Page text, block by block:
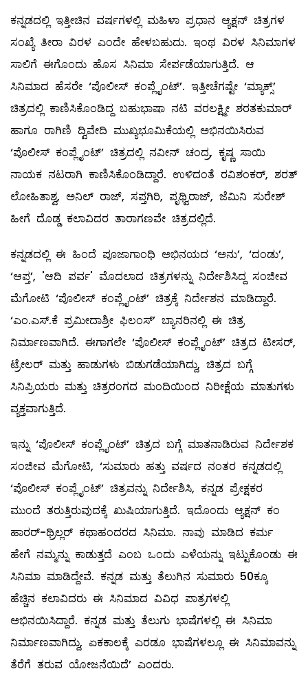
ಕನ್ನಡದಲ್ಲಿ ಇತ್ತೀಚಿನ ವರ್ಷಗಳಲ್ಲಿ ಮಹಿಳಾ ಪ್ರಧಾನ ಆ್ಯಕ್ಷನ್ ಚಿತ್ರಗಳ
ಸಂಖ್ಯೆ ತೀರಾ ವಿರಳ ಎಂದೇ ಹೇಳಬಹುದು. ಇಂಥ ವಿರಳ ಸಿನಿಮಾಗಳ
ಸಾಲಿಗೆ ಈಗೊಂದು ಹೊಸ ಸಿನಿಮಾ ಸೇರ್ಪಡೆಯಾಗುತ್ತಿದೆ. ಆ
ಸಿನಿಮಾದ ಹೆಸರೇ ‘ಪೊಲೀಸ್ ಕಂಪ್ಲೈಂಟ್’. ಇತ್ತೀಚೆಗಷ್ಟೇ ‘ಮ್ಯಾಕ್ಸ್’
ಚಿತ್ರದಲ್ಲಿ ಕಾಣಿಸಿಕೊಂಡಿದ್ದ ಬಹುಭಾಷಾ ನಟಿ ವರಲಕ್ಷ್ಮೀ ಶರತಕುಮಾರ್
ಹಾಗೂ ರಾಗಿಣಿ ದ್ವಿವೇದಿ ಮುಖ್ಯಭೂಮಿಕೆಯಲ್ಲಿ ಅಭಿನಯಿಸಿರುವ
‘ಪೊಲೀಸ್ ಕಂಪ್ಲೈಂಟ್’ ಚಿತ್ರದಲ್ಲಿ ನವೀನ್ ಚಂದ್ರ, ಕೃಷ್ಣ ಸಾಯಿ
ನಾಯಕ ನಟರಾಗಿ ಕಾಣಿಸಿಕೊಂಡಿದ್ದಾರೆ. ಉಳಿದಂತೆ ರವಿಶಂಕರ್, ಶರತ್
ಲೋಹಿತಾಶ್ವ, ಅನಿಲ್ ರಾಜ್, ಸಪ್ತಗಿರಿ, ಪೃಥ್ವಿರಾಜ್, ಜೆಮಿನಿ ಸುರೇಶ್
ಹೀಗೆ ದೊಡ್ಡ ಕಲಾವಿದರ ತಾರಾಗಣವೇ ಚಿತ್ರದಲ್ಲಿದೆ.
ಕನ್ನಡದಲ್ಲಿ ಈ ಹಿಂದೆ ಪೂಜಾಗಾಂಧಿ ಅಭಿನಯದ ‘ಅನು’, ‘ದಂಡು’,
‘ಆಪ್ತ’, 'ಆದಿ ಪರ್ವ' ಮೊದಲಾದ ಚಿತ್ರಗಳನ್ನು ನಿರ್ದೇಶಿಸಿದ್ದ ಸಂಜೀವ
ಮೆಗೋಟಿ ‘ಪೊಲೀಸ್ ಕಂಪ್ಲೈಂಟ್’ ಚಿತ್ರಕ್ಕೆ ನಿರ್ದೇಶನ ಮಾಡಿದ್ದಾರೆ.
‘ಎಂ.ಎಸ್.ಕೆ ಪ್ರಮೀದಾಶ್ರೀ ಫಿಲಂಸ್’ ಬ್ಯಾನರಿನಲ್ಲಿ ಈ ಚಿತ್ರ
ನಿರ್ಮಾಣವಾಗಿದೆ. ಈಗಾಗಲೇ ‘ಪೊಲೀಸ್ ಕಂಪ್ಲೈಂಟ್’ ಚಿತ್ರದ ಟೀಸರ್,
ಟ್ರೇಲರ್ ಮತ್ತು ಹಾಡುಗಳು ಬಿಡುಗಡೆಯಾಗಿದ್ದು, ಚಿತ್ರದ ಬಗ್ಗೆ
ಸಿನಿಪ್ರಿಯರು ಮತ್ತು ಚಿತ್ರರಂಗದ ಮಂದಿಯಿಂದ ನಿರೀಕ್ಷೆಯ ಮಾತುಗಳು
ವ್ಯಕ್ತವಾಗುತ್ತಿದೆ.
ಇನ್ನು ‘ಪೊಲೀಸ್ ಕಂಪ್ಲೈಂಟ್’ ಚಿತ್ರದ ಬಗ್ಗೆ ಮಾತನಾಡಿರುವ ನಿರ್ದೇಶಕ
ಸಂಜೀವ ಮೆಗೋಟಿ, ‘ಸುಮಾರು ಹತ್ತು ವರ್ಷದ ನಂತರ ಕನ್ನಡದಲ್ಲಿ
‘ಪೊಲೀಸ್ ಕಂಪ್ಲೈಂಟ್’ ಚಿತ್ರವನ್ನು ನಿರ್ದೇಶಿಸಿ, ಕನ್ನಡ ಪ್ರೇಕ್ಷಕರ
ಮುಂದೆ ತರುತ್ತಿರುವುದಕ್ಕೆ ಖುಷಿಯಾಗುತ್ತಿದೆ. ಇದೊಂದು ಆ್ಯಕ್ಷನ್ ಕಂ
ಹಾರರ್-ಥ್ರಿಲ್ಲರ್ ಕಥಾಹಂದರದ ಸಿನಿಮಾ. ನಾವು ಮಾಡಿದ ಕರ್ಮ
ಹೇಗೆ ನಮ್ಮನ್ನು ಕಾಡುತ್ತದೆ ಎಂಬ ಒಂದು ಎಳೆಯನ್ನು ಇಟ್ಟುಕೊಂಡು ಈ
ಸಿನಿಮಾ ಮಾಡಿದ್ದೇವೆ. ಕನ್ನಡ ಮತ್ತು ತೆಲುಗಿನ ಸುಮಾರು 50ಕ್ಕೂ
ಹೆಚ್ಚಿನ ಕಲಾವಿದರು ಈ ಸಿನಿಮಾದ ವಿವಿಧ ಪಾತ್ರಗಳಲ್ಲಿ
ಅಭಿನಯಿಸಿದ್ದಾರೆ. ಕನ್ನಡ ಮತ್ತು ತೆಲುಗು ಭಾಷೆಗಳಲ್ಲಿ ಈ ಸಿನಿಮಾ
ನಿರ್ಮಾಣವಾಗಿದ್ದು, ಏಕಕಾಲಕ್ಕೆ ಎರಡೂ ಭಾಷೆಗಳಲ್ಲೂ ಈ ಸಿನಿಮಾವನ್ನು
ತೆರೆಗೆ ತರುವ ಯೋಜನೆಯಿದೆ’ ಎಂದರು.